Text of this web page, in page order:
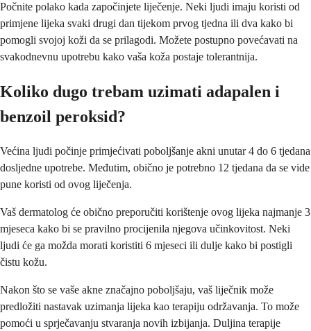
Počnite polako kada započinjete liječenje. Neki ljudi imaju koristi od
primjene lijeka svaki drugi dan tijekom prvog tjedna ili dva kako bi
pomogli svojoj koži da se prilagodi. Možete postupno povećavati na
svakodnevnu upotrebu kako vaša koža postaje tolerantnija.
Koliko dugo trebam uzimati adapalen i
benzoil peroksid?
Većina ljudi počinje primjećivati poboljšanje akni unutar 4 do 6 tjedana
dosljedne upotrebe. Međutim, obično je potrebno 12 tjedana da se vide
pune koristi od ovog liječenja.
Vaš dermatolog će obično preporučiti korištenje ovog lijeka najmanje 3
mjeseca kako bi se pravilno procijenila njegova učinkovitost. Neki
ljudi će ga možda morati koristiti 6 mjeseci ili dulje kako bi postigli
čistu kožu.
Nakon što se vaše akne značajno poboljšaju, vaš liječnik može
predložiti nastavak uzimanja lijeka kao terapiju održavanja. To može
pomoći u sprječavanju stvaranja novih izbijanja. Duljina terapije